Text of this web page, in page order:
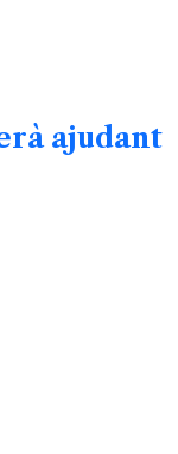
ajudant